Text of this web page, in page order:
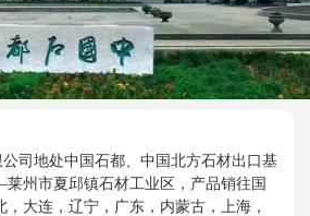
司地处中国石都、中国北方石材出口基
州市夏邱镇石材工业区，产品销往国
大连，辽宁，广东，内蒙古，上海，